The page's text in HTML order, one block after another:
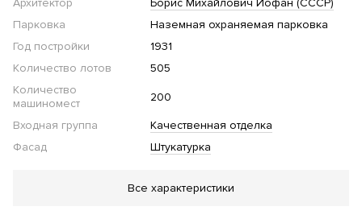
Архитектор
Борис Михайлович Иофан (СССР)
Парковка
Наземная охраняемая парковка
Год постройки
1931
Количество лотов
505
Количество
машиномест
200
Входная группа
Качественная отделка
Фасад
Штукатурка
Все характеристики